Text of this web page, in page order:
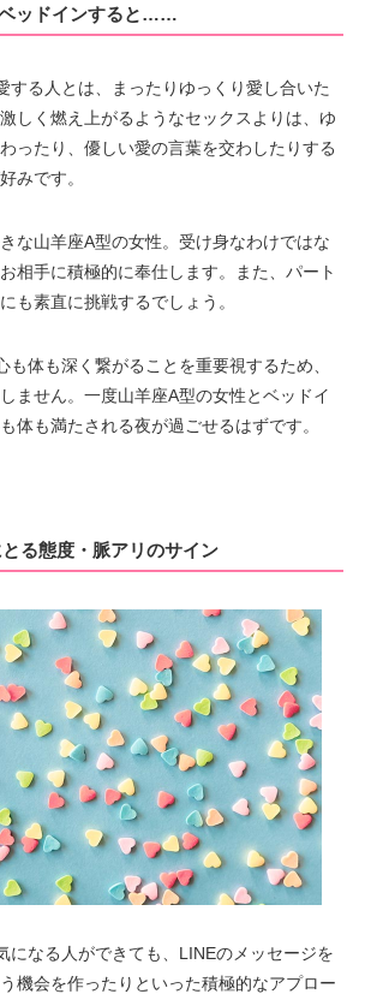
ッドインすると……
する人とは、まったりゆっくり愛し合いた
しく燃え上がるようなセックスよりは、ゆ
ったり、優しい愛の言葉を交わしたりする
みです。
な山羊座A型の女性。受け身なわけではな
相手に積極的に奉仕します。また、パート
も素直に挑戦するでしょう。
も体も深く繋がることを重要視するため、
ません。一度山羊座A型の女性とベッドイ
体も満たされる夜が過ごせるはずです。
る態度・脈アリのサイン
になる人ができても、LINEのメッセージを
機会を作ったりといった積極的なアプロー